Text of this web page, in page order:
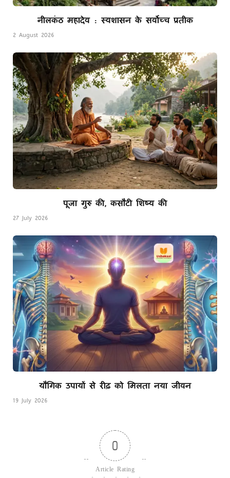
नीलकंठ महादेव : स्वशासन के सर्वोच्च प्रतीक
2 August 2026
पूजा गुरु की, कसौटी शिष्य की
27 July 2026
यौगिक उपायों से रीढ़ को मिलता नया जीवन
19 July 2026
0
Article Rating